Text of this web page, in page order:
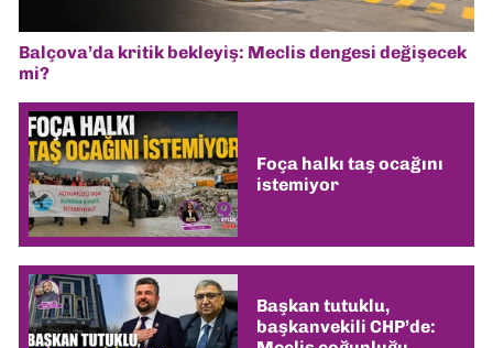
Balçova’da kritik bekleyiş: Meclis dengesi değişecek
mi?
Foça halkı taş ocağını
istemiyor
Başkan tutuklu,
başkanvekili CHP’de: